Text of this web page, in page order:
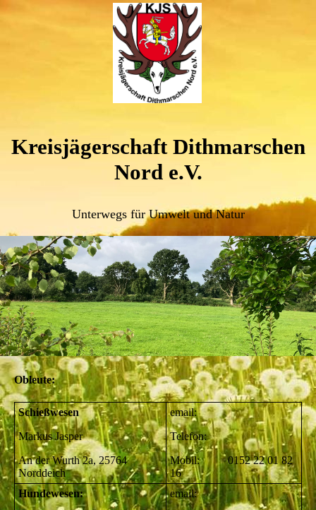
Kreisjägerschaft Dithmarschen
Nord e.V.
Unterwegs für Umwelt und Natur
Obleute:
Schießwesen
Markus Jasper
An der Wurth 2a, 25764
Norddeich
email:
Telefon:
Mobil: 0152 22 01 82
16
Hundewesen:
email: